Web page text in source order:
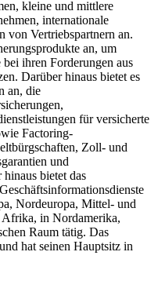
kleine und mittlere
internationale
von Vertriebspartnern an.
an, um
ihren Forderungen aus
Darüber hinaus bietet es
an, die
für versicherte
Factoring-
Zoll- und
und
bietet das
Nordeuropa, Mittel- und
in Nordamerika,
Raum tätig. Das
hat seinen Hauptsitz in